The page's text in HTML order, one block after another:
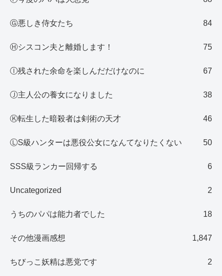
Ⓖ悪しき侍女たち 84
Ⓗシスコン夫と離婚します！ 75
Ⓘ残された余命を楽しんだだけなのに 67
Ⓙ主人公の養女になりました 38
Ⓚ転生した暗殺者は剣術の天才 46
ⓁS級ハンターは悪役公女になんてなりたくない 50
SSS級ランカー回帰する 6
Uncategorized 2
うちのパパは能力者でした 18
その他漫画感想 1,847
ちびっこ妖精は悪党です 2